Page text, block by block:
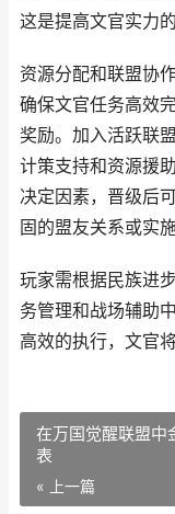
这是提高文官实力的
资源分配和联盟协
确保文官任务高效
奖励。加入活跃联
计策支持和资源援
决定因素，晋级后
固的盟友关系或实
玩家需根据民族进
务管理和战场辅助
高效的执行，文官
在万国觉醒联盟中
表
« 上一篇